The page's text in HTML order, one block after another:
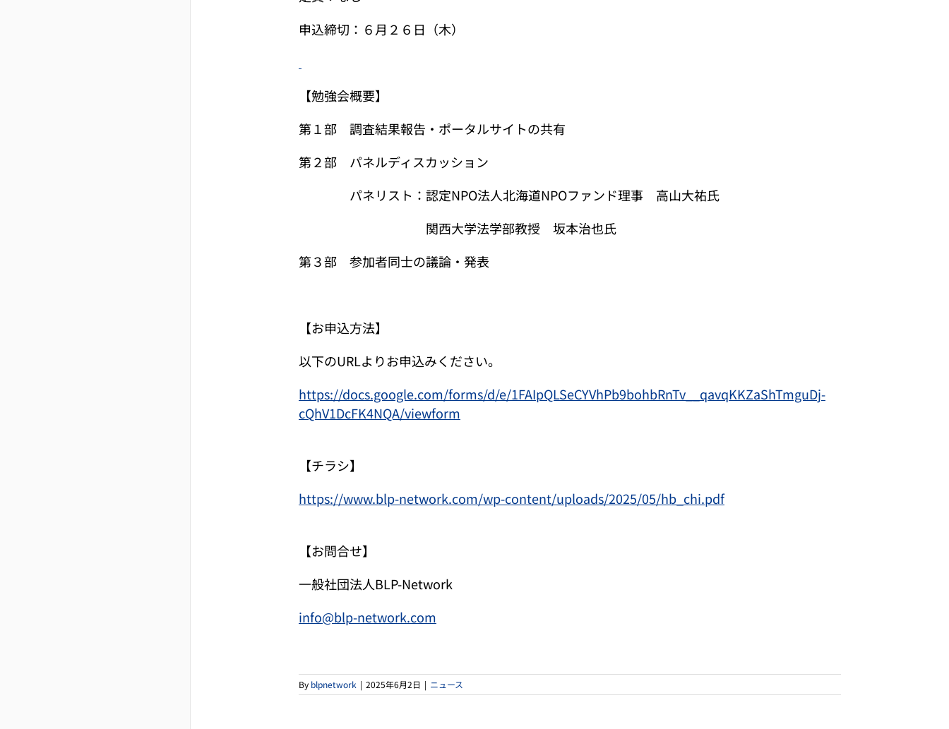
申込締切：６月２６日（木）
【勉強会概要】
第１部 調査結果報告・ポータルサイトの共有
第２部 パネルディスカッション
パネリスト：認定NPO法人北海道NPOファンド理事 高山大祐氏
関西大学法学部教授 坂本治也氏
第３部 参加者同士の議論・発表
【お申込方法】
以下のURLよりお申込みください。
https://docs.google.com/forms/d/e/1FAIpQLSeCYVhPb9bohbRnTv__qavqKKZaShTmguDj-
cQhV1DcFK4NQA/viewform
【チラシ】
https://www.blp-network.com/wp-content/uploads/2025/05/hb_chi.pdf
【お問合せ】
一般社団法人BLP-Network
info@blp-network.com
By blpnetwork | 2025年6月2日 | ニュース